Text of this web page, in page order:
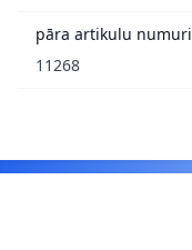
pāra artikulu numuri
11268